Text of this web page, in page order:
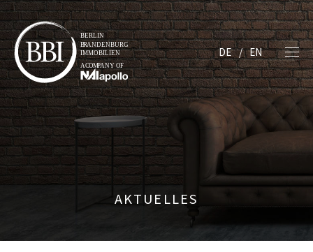
DE EN
AKTUELLES